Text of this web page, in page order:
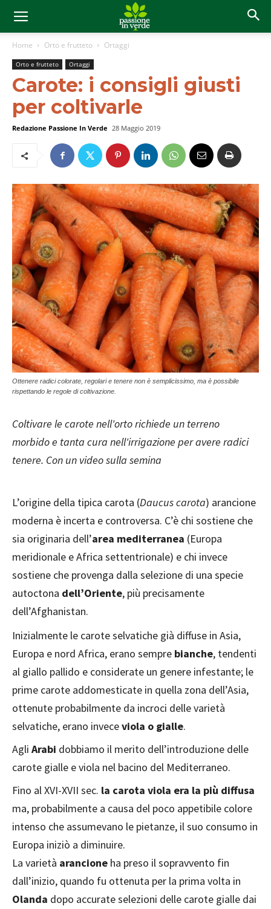
Home Orto e frutteto Ortaggi
Orto e frutteto Ortaggi
Carote: i consigli giusti
per coltivarle
Redazione Passione In Verde 28 Maggio 2019
Ottenere radici colorate, regolari e tenere non è semplicissimo, ma è possibile
rispettando le regole di coltivazione.
Coltivare le carote nell'orto richiede un terreno
morbido e tanta cura nell'irrigazione per avere radici
tenere. Con un video sulla semina
L’origine della tipica carota (Daucus carota) arancione
moderna è incerta e controversa. C’è chi sostiene che
sia originaria dell’area mediterranea (Europa
meridionale e Africa settentrionale) e chi invece
sostiene che provenga dalla selezione di una specie
autoctona dell’Oriente, più precisamente
dell’Afghanistan.
Inizialmente le carote selvatiche già diffuse in Asia,
Europa e nord Africa, erano sempre bianche, tendenti
al giallo pallido e considerate un genere infestante; le
prime carote addomesticate in quella zona dell’Asia,
ottenute probabilmente da incroci delle varietà
selvatiche, erano inveceviola o gialle.
Agli Arabi dobbiamo il merito dell’introduzione delle
carote gialle e viola nel bacino del Mediterraneo.
Fino al XVI-XVII sec. la carota viola era la più diffusa
ma, probabilmente a causa del poco appetibile colore
intenso che assumevano le pietanze, il suo consumo in
Europa iniziò a diminuire.
La varietà arancione ha preso il sopravvento fin
dall’inizio, quando fu ottenuta per la prima volta in
Olanda dopo accurate selezioni delle carote gialle dai